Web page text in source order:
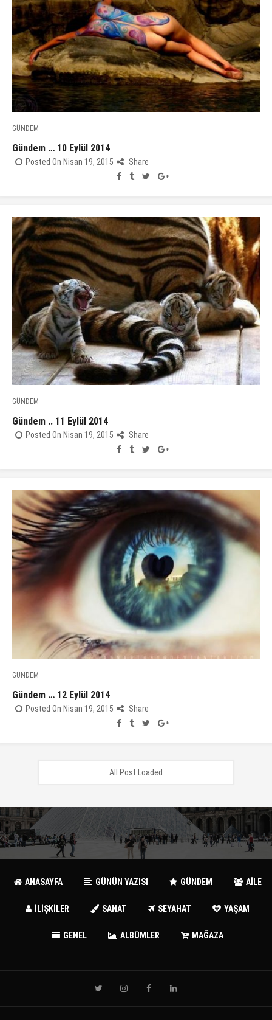
GÜNDEM
Gündem … 10 Eylül 2014
Posted On Nisan 19, 2015 Share
GÜNDEM
Gündem .. 11 Eylül 2014
Posted On Nisan 19, 2015 Share
GÜNDEM
Gündem … 12 Eylül 2014
Posted On Nisan 19, 2015 Share
All Post Loaded
ANASAYFA GÜNÜN YAZISI GÜNDEM AİLE
İLİŞKİLER SANAT SEYAHAT YAŞAM
GENEL ALBÜMLER MAĞAZA